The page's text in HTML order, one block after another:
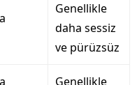
Genellikle
daha sessiz
ve pürüzsüz
Genellikle